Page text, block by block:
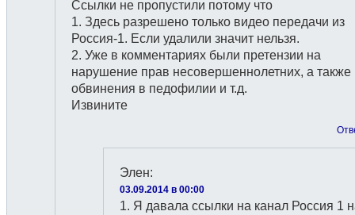
Ссылки не пропустили потому что
1. Здесь разрешено только видео передачи из
Россия-1. Если удалили значит нельзя.
2. Уже в комментариях были претензии на
нарушение прав несовершеннолетних, а также
обвинения в педофилии и т.д.
Извините
Элен:
03.09.2014 в 00:00
1. Я давала ссылки на канал Россия 1